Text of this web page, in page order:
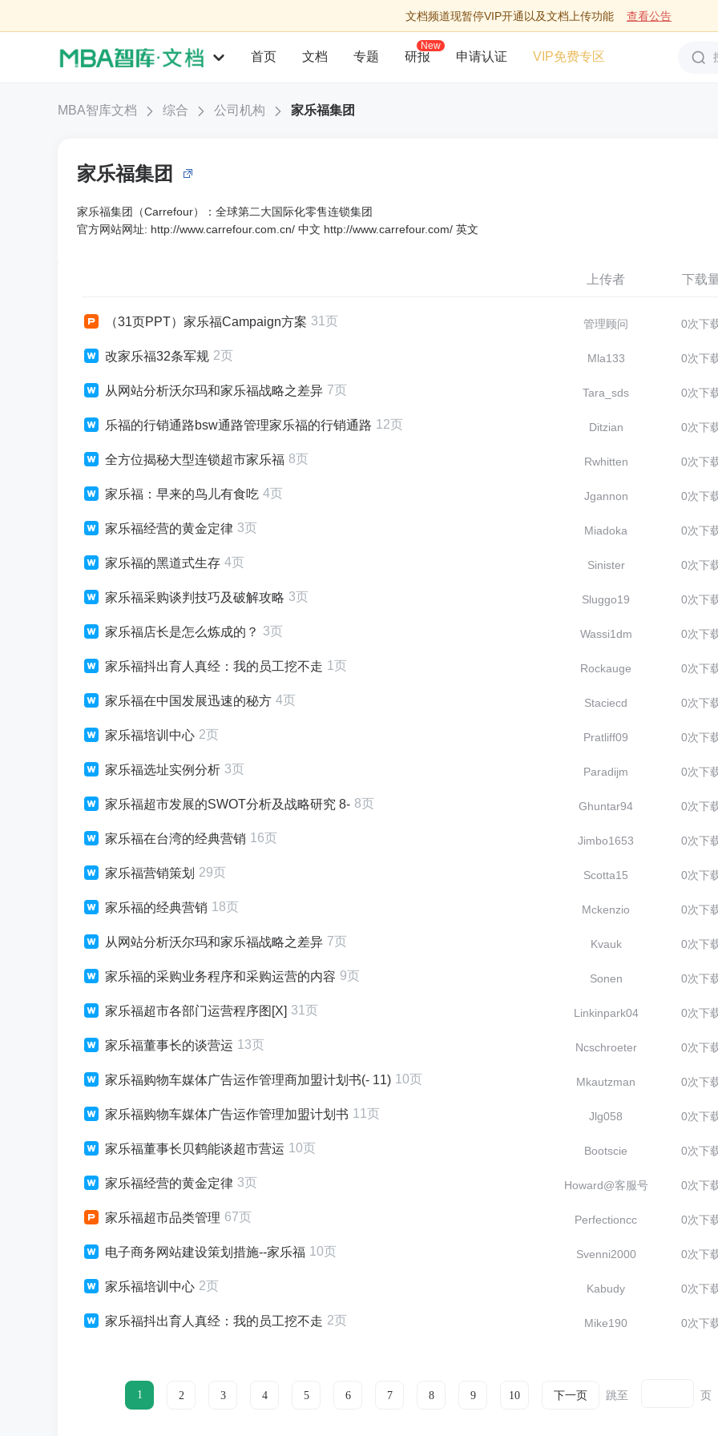
文档频道现暂停VIP开通以及文档上传功能 查看公告
首页 文档 专题 研报
New
申请认证 VIP免费专区
MBA智库文档 综合 公司机构 家乐福集团
家乐福集团
家乐福集团（Carrefour）：全球第二大国际化零售连锁集团
官方网站网址: http://www.carrefour.com.cn/ 中文 http://www.carrefour.com/ 英文
上传者 下载
（31页PPT）家乐福Campaign方案 31页 管理顾问 0次下
改家乐福32条军规 2页 Mla133 0次下
从网站分析沃尔玛和家乐福战略之差异 7页 Tara_sds 0次下
乐福的行销通路bsw通路管理家乐福的行销通路 12页 Ditzian 0次下
全方位揭秘大型连锁超市家乐福 8页 Rwhitten 0次下
家乐福：早来的鸟儿有食吃 4页 Jgannon 0次下
家乐福经营的黄金定律 3页 Miadoka 0次下
家乐福的黑道式生存 4页 Sinister 0次下
家乐福采购谈判技巧及破解攻略 3页 Sluggo19 0次下
家乐福店长是怎么炼成的？ 3页 Wassi1dm 0次下
家乐福抖出育人真经：我的员工挖不走 1页 Rockauge 0次下
家乐福在中国发展迅速的秘方 4页 Staciecd 0次下
家乐福培训中心 2页 Pratliff09 0次下
家乐福选址实例分析 3页 Paradijm 0次下
家乐福超市发展的SWOT分析及战略研究 8- 8页 Ghuntar94 0次下
家乐福在台湾的经典营销 16页 Jimbo1653 0次下
家乐福营销策划 29页 Scotta15 0次下
家乐福的经典营销 18页 Mckenzio 0次下
从网站分析沃尔玛和家乐福战略之差异 7页 Kvauk 0次下
家乐福的采购业务程序和采购运营的内容 9页 Sonen 0次下
家乐福超市各部门运营程序图[X] 31页 Linkinpark04 0次下
家乐福董事长的谈营运 13页 Ncschroeter 0次下
家乐福购物车媒体广告运作管理商加盟计划书(- 11) 10页 Mkautzman 0次下
家乐福购物车媒体广告运作管理加盟计划书 11页 Jlg058 0次下
家乐福董事长贝鹤能谈超市营运 10页 Bootscie 0次下
家乐福经营的黄金定律 3页 Howard@客服号 0次下
家乐福超市品类管理 67页 Perfectioncc 0次下
电子商务网站建设策划措施--家乐福 10页 Svenni2000 0次下
家乐福培训中心 2页 Kabudy 0次下
家乐福抖出育人真经：我的员工挖不走 2页 Mike190 0次下
1 2 3 4 5 6 7 8 9 10 下一页 跳至 页